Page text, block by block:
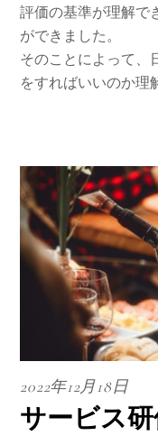
評価の基準が理解で
ができました。
そのことによって、
をすればいいのか理
2022年12月18日
サービス